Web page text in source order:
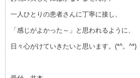
一人ひとりの患者さんに丁寧に接し、
「感じがよかった～」と思われるように、
日々心がけていきたいと思います。(*^。^*)